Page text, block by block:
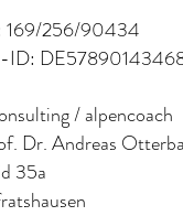
169/256/90434
ID:
/ alpencoach
Dr. Andreas
35a